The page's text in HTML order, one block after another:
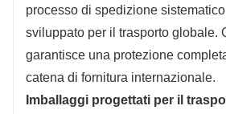
processo di spedizione
sviluppato per il trasporto globale.
garantisce una protezione
catena di fornitura internazionale.
Imballaggi progettati per il